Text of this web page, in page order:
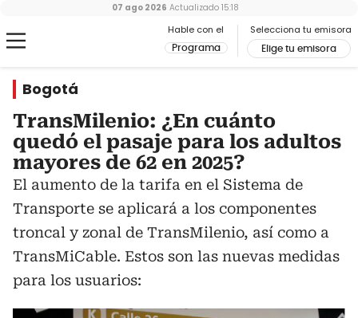
Hable con el
Programa
Selecciona tu emisora
Elige tu emisora
07 ago 2026 Actualizado 15:18
Bogotá
TransMilenio: ¿En cuánto
quedó el pasaje para los adultos
mayores de 62 en 2025?
El aumento de la tarifa en el Sistema de
Transporte se aplicará a los componentes
troncal y zonal de TransMilenio, así como a
TransMiCable. Estos son las nuevas medidas
para los usuarios: